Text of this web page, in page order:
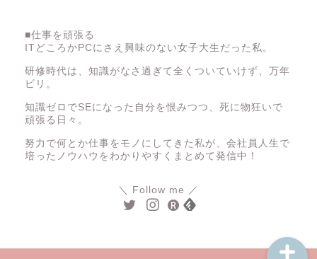
■仕事を頑張る
ITどころかPCにさえ興味のない女子大生だった私。
研修時代は、知識がなさ過ぎて全くついていけず、万年
ビリ。
知識ゼロでSEになった自分を恨みつつ、死に物狂いで
頑張る日々。
努力で何とか仕事をモノにしてきた私が、会社員人生で
培ったノウハウをわかりやすくまとめて発信中！
＼ Follow me ／
仕事
人間関係
美容と健康